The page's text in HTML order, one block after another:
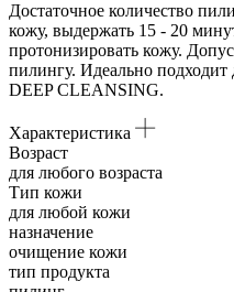
Достаточное количество
кожу, выдержать 15 - 20
протонизировать кожу.
пилингу. Идеально
DEEP CLEANSING.
Характеристика
Возраст
для любого возраста
Тип кожи
для любой кожи
назначение
очищение кожи
тип продукта